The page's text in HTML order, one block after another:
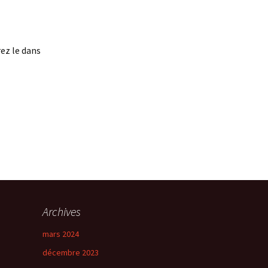
le dans
Archives
mars 2024
décembre 2023